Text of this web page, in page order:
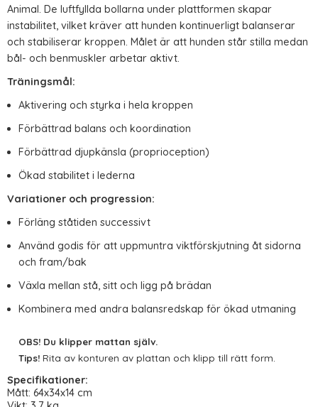
Animal. De luftfyllda bollarna under plattformen skapar
instabilitet, vilket kräver att hunden kontinuerligt balanserar
och stabiliserar kroppen. Målet är att hunden står stilla medan
bål- och benmuskler arbetar aktivt.
Träningsmål:
Aktivering och styrka i hela kroppen
Förbättrad balans och koordination
Förbättrad djupkänsla (proprioception)
Ökad stabilitet i lederna
Variationer och progression:
Förläng ståtiden successivt
Använd godis för att uppmuntra viktförskjutning åt sidorna
och fram/bak
Växla mellan stå, sitt och ligg på brädan
Kombinera med andra balansredskap för ökad utmaning
OBS! Du klipper mattan själv.
Tips! Rita av konturen av plattan och klipp till rätt form.
Specifikationer:
Mått: 64x34x14 cm